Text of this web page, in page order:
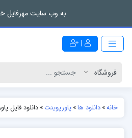
به وب سایت مهرفایل
|
خانه»دانلود ها»پاورپوینت»دانلود فایل